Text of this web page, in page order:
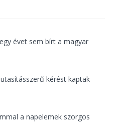
évet sem bírt a magyar
kérést kaptak
a napelemek szorgos